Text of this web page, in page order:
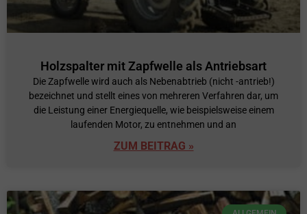
Holzspalter mit Zapfwelle als Antriebsart
Die Zapfwelle wird auch als Nebenabtrieb (nicht -antrieb!)
bezeichnet und stellt eines von mehreren Verfahren dar, um
die Leistung einer Energiequelle, wie beispielsweise einem
laufenden Motor, zu entnehmen und an
ZUM BEITRAG »